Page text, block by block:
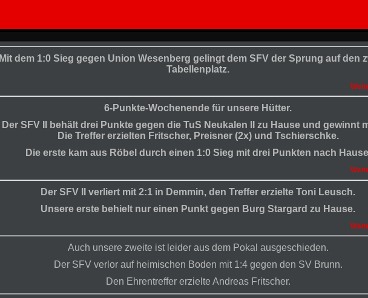
Mit dem 1:0 Sieg gegen Union Wesenberg gelingt dem SFV der Sprung auf den
Tabellenplatz.
6-Punkte-Wochenende für unsere Hütter.
Der SFV II behält drei Punkte gegen die TuS Neukalen II zu Hause und gewinnt
Die Treffer erzielten Fritscher, Preisner (2x) und Tschierschke.
Die erste kam aus Röbel durch einen 1:0 Sieg mit drei Punkten nach
Der SFV II verliert mit 2:1 in Demmin, den Treffer erzielte Toni Leusch.
Unsere erste behielt nur einen Punkt gegen Burg Stargard zu Hause.
Auch unsere zweite ist leider aus dem Pokal ausgeschieden.
Der SFV verlor auf heimischen Boden mit 1:4 gegen den SV Brunn.
Den Ehrentreffer erzielte Andreas Fritscher.